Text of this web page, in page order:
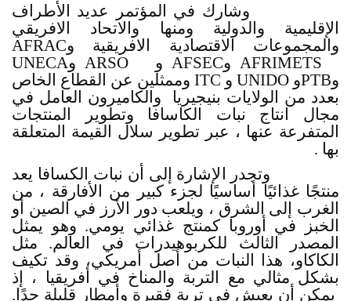
وشارك في المؤتمر عديد الأطراف
الإقليمية والدولية ومنها والاتحاد الافريقي
والمجموعات الاقتصادية الافريقية وAFRAC
AFRIMETS وAFSEC و ARSOوUNECA
وPTBو UNIDO و ITC وممثلين عن القطاع الخاص
بعدد من الولايات بنيجيريا والكاميرون العامل في
مجال انتاج نبات الكاسافا وتطوير المنتجات
المتفرعة عنها ، عبر تطوير سلال القيمة المتعلقة
بها .
وتجدر الإشارة إلى أن نبات الكسافا يعد
منتجًا غذائيًا أساسيًا لجزء كبير من الأفارقة ، من
الغرب إلى الشرق ، ويلعب دور الأرز في الصين أو
الخبز في أوروبا كمنتج غذائي يومي. وهو يمثل
المصدر الثالث للكربوهيدرات في العالم. مثل
الكاكاو، هذا النبات من أصل أمريكي، وقد تكيف
بشكل مثالي مع التربة والمناخ في أفريقيا ، إذ
يمكن أن يعيش في تربة فقيرة وأمطار قليلة جدًا.